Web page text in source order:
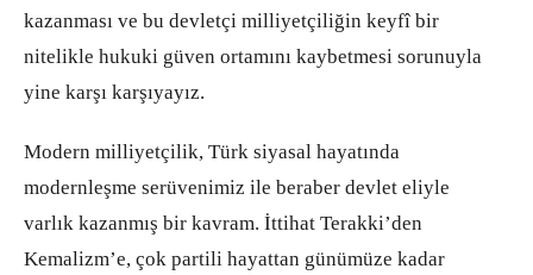
kazanması ve bu devletçi milliyetçiliğin keyfî bir
nitelikle hukuki güven ortamını kaybetmesi sorunuyla
yine karşı karşıyayız.
Modern milliyetçilik, Türk siyasal hayatında
modernleşme serüvenimiz ile beraber devlet eliyle
varlık kazanmış bir kavram. İttihat Terakki’den
Kemalizm’e, çok partili hayattan günümüze kadar